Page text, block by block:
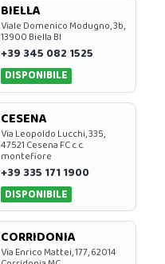
BIELLA
Viale Domenico Modugno, 3b,
13900 Biella BI
+39 345 082 1525
DISPONIBILE
CESENA
Via Leopoldo Lucchi, 335,
47521 Cesena FC c.c.
montefiore
+39 335 171 1900
DISPONIBILE
CORRIDONIA
Via Enrico Mattei, 177, 62014